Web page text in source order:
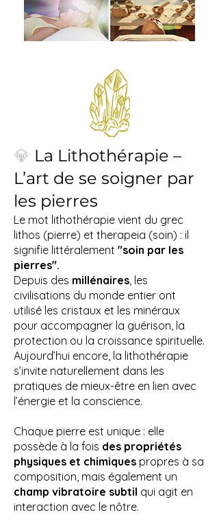
💎 La Lithothérapie –
L’art de se soigner par
les pierres
Le mot lithothérapie vient du grec
lithos (pierre) et therapeia (soin) : il
signifie littéralement "soin par les
pierres".
Depuis des millénaires, les
civilisations du monde entier ont
utilisé les cristaux et les minéraux
pour accompagner la guérison, la
protection ou la croissance spirituelle.
Aujourd’hui encore, la lithothérapie
s’invite naturellement dans les
pratiques de mieux-être en lien avec
l’énergie et la conscience.
Chaque pierre est unique : elle
possède à la fois des propriétés
physiques et chimiques propres à sa
composition, mais également un
champ vibratoire subtil qui agit en
interaction avec le nôtre.